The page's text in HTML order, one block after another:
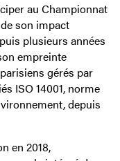
au Championnat
son impact
plusieurs années
empreinte
gérés par
ISO 14001, norme
depuis
en 2018,